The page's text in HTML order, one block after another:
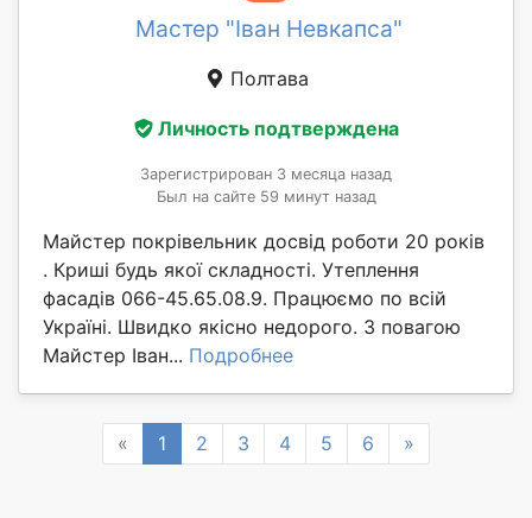
Мастер "Іван Невкапса"
Полтава
Личность подтверждена
Зарегистрирован 3 месяца назад
Был на сайте 59 минут назад
Майстер покрівельник досвід роботи 20 років
. Криші будь якої складності. Утеплення
фасадів 066-45.65.08.9. Працюємо по всій
Україні. Швидко якісно недорого. З повагою
Майстер Іван... Подробнее
« Previous
1 2 3 4 5 6 »